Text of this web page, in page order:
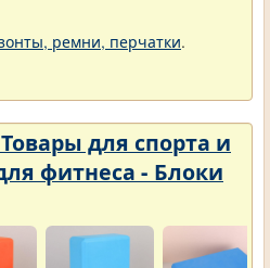
ремни, перчатки.
для спорта и
фитнеса - Блоки